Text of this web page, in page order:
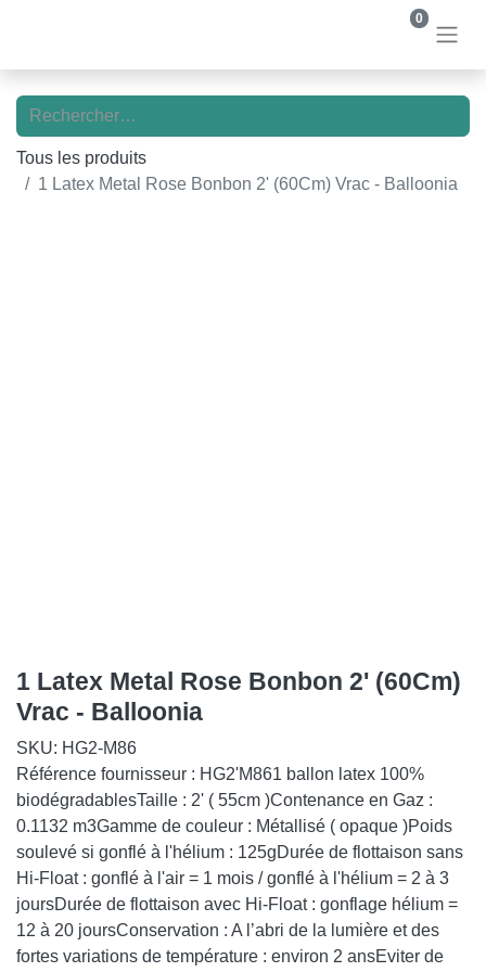
0
Tous les produits
1 Latex Metal Rose Bonbon 2' (60Cm) Vrac - Balloonia
1 Latex Metal Rose Bonbon 2'
(60Cm) Vrac - Balloonia
SKU: HG2-M86
Référence fournisseur : HG2'M861 ballon latex 100%
biodégradablesTaille : 2' ( 55cm )Contenance en Gaz :
0.1132 m3Gamme de couleur : Métallisé ( opaque )Poids
soulevé si gonflé à l'hélium : 125gDurée de flottaison sans
Hi-Float : gonflé à l'air = 1 mois / gonflé à l'hélium = 2 à 3
joursDurée de flottaison avec Hi-Float : gonflage hélium
= 12 à 20 joursConservation : A l’abri de la lumière et des
fortes variations de température : environ 2 ansEviter de